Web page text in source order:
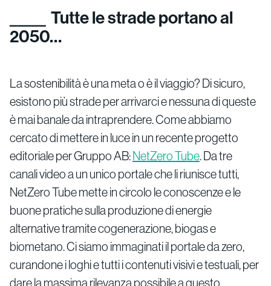
Tutte le strade portano al
2050…
La sostenibilità è una meta o è il viaggio? Di sicuro,
esistono più strade per arrivarci e nessuna di queste
è mai banale da intraprendere. Come abbiamo
cercato di mettere in luce in un recente progetto
editoriale per Gruppo AB:NetZero Tube. Da tre
canali video a un unico portale che li riunisce tutti,
NetZero Tube mette in circolo le conoscenze e le
buone pratiche sulla produzione di energie
alternative tramite cogenerazione, biogas e
biometano. Ci siamo immaginati il portale da zero,
curandone i loghi e tutti i contenuti visivi e testuali, per
dare la massima rilevanza possibile a questo